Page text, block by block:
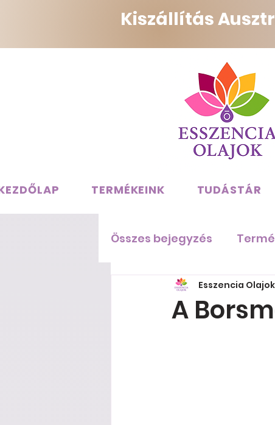
Kiszállítás
TERMÉKEINK TUDÁSTÁR
Összes bejegyzés
A
Esszencia